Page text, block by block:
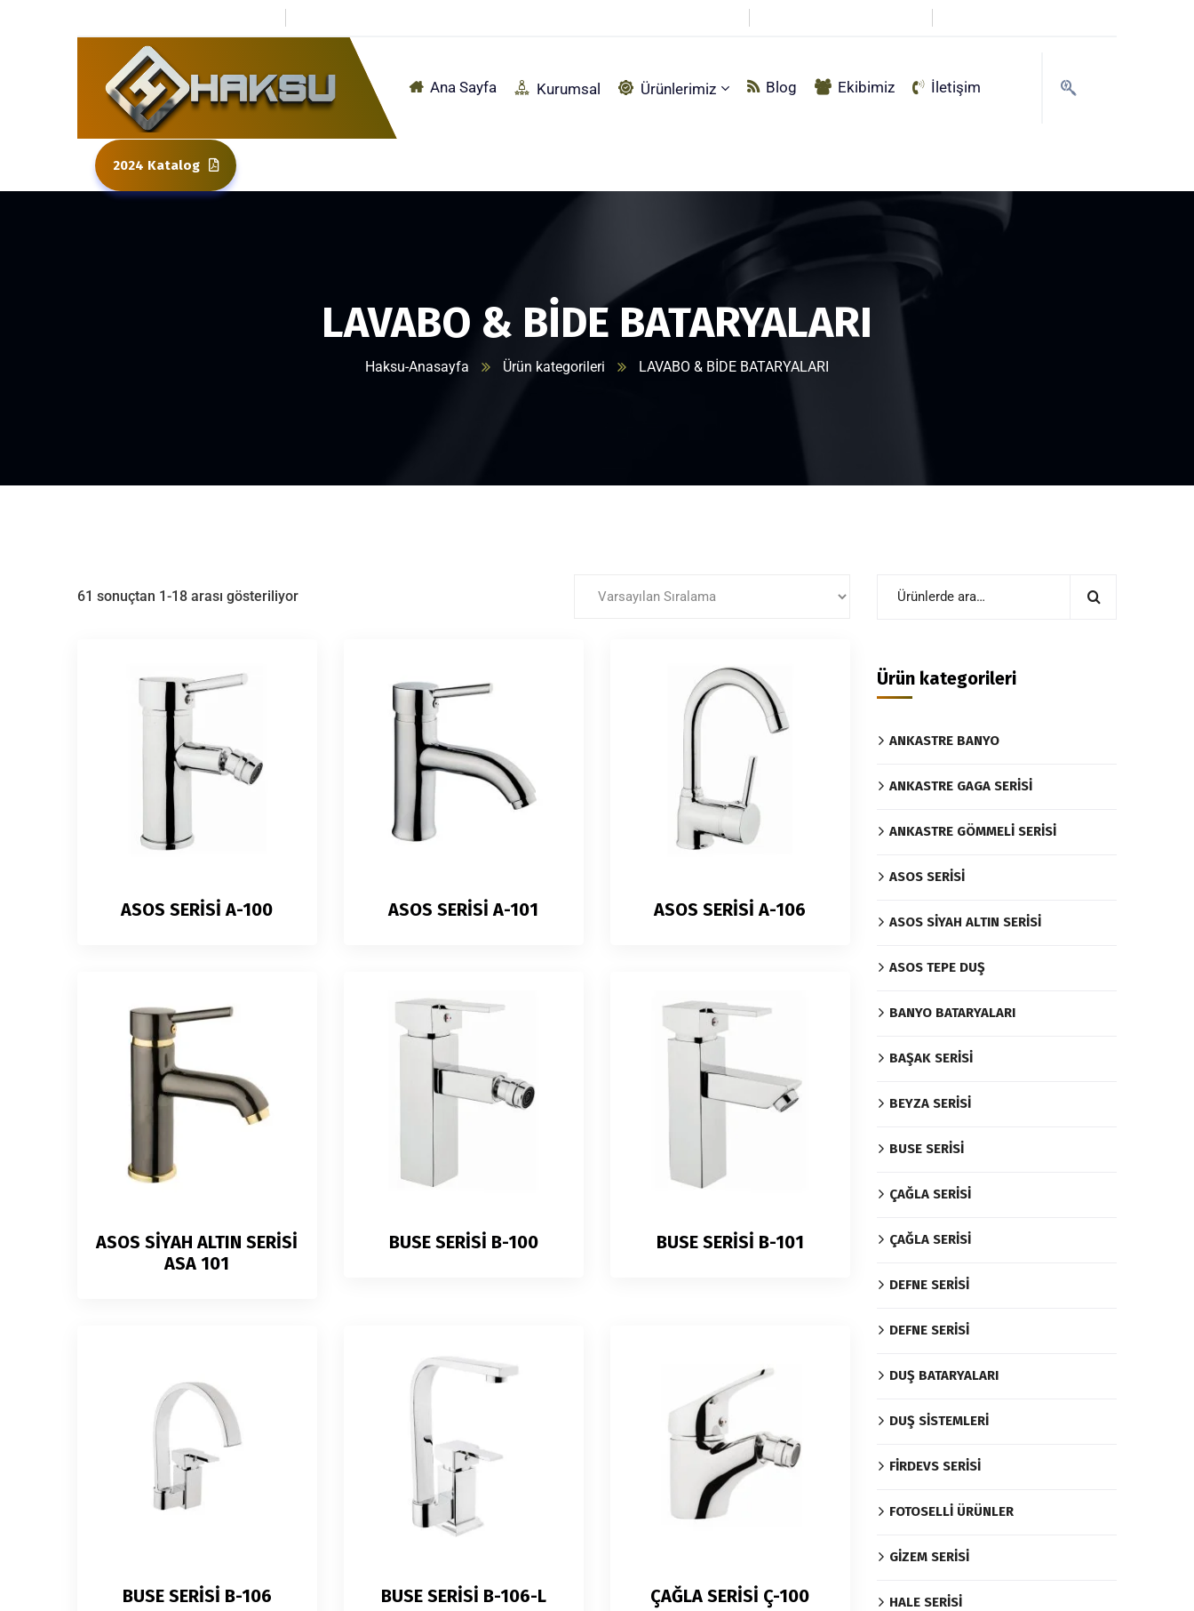
Ana Sayfa Kurumsal Ürünlerimiz Blog Ekibimiz İletişim
2024 Katalog
LAVABO & BİDE BATARYALARI
Haksu-Anasayfa Ürün kategorileri LAVABO & BİDE BATARYALARI
61 sonuçtan 1-18 arası gösteriliyor
ASOS SERİSİ A-100 ASOS SERİSİ A-101 ASOS SERİSİ A-106
ASOS SİYAH ALTIN SERİSİ
ASA 101
BUSE SERİSİ B-100 BUSE SERİSİ B-101
BUSE SERİSİ B-106 BUSE SERİSİ B-106-L ÇAĞLA SERİSİ Ç-100
Ürün kategorileri
ANKASTRE BANYO
ANKASTRE GAGA SERİSİ
ANKASTRE GÖMMELİ SERİSİ
ASOS SERİSİ
ASOS SİYAH ALTIN SERİSİ
ASOS TEPE DUŞ
BANYO BATARYALARI
BAŞAK SERİSİ
BEYZA SERİSİ
BUSE SERİSİ
ÇAĞLA SERİSİ
ÇAĞLA SERİSİ
DEFNE SERİSİ
DEFNE SERİSİ
DUŞ BATARYALARI
DUŞ SİSTEMLERİ
FİRDEVS SERİSİ
FOTOSELLİ ÜRÜNLER
GİZEM SERİSİ
HALE SERİSİ